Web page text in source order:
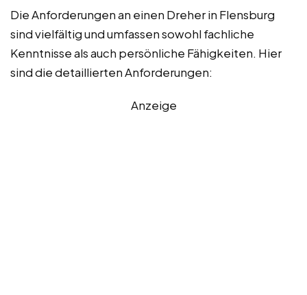
Die Anforderungen an einen Dreher in Flensburg
sind vielfältig und umfassen sowohl fachliche
Kenntnisse als auch persönliche Fähigkeiten. Hier
sind die detaillierten Anforderungen:
Anzeige